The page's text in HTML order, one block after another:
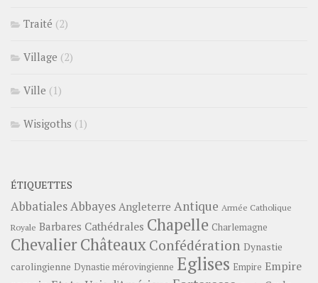
Traité (2)
Village (2)
Ville (1)
Wisigoths (1)
ÉTIQUETTES
Abbatiales Abbayes Angleterre Antique Armée Catholique
Royale Barbares Cathédrales Chapelle Charlemagne
ChevalierChâteauxConfédération Dynastie
carolingienne Dynastie mérovingienne Eglises Empire Empire